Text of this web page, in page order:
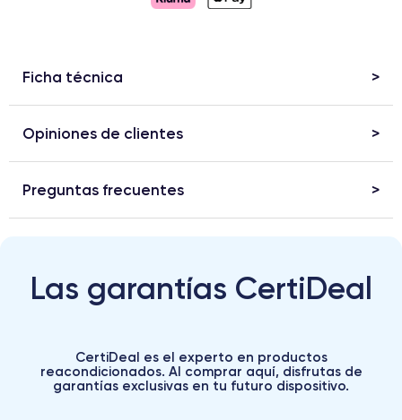
Ficha técnica
Opiniones de clientes
Preguntas frecuentes
Las garantías CertiDeal
CertiDeal es el experto en productos
reacondicionados. Al comprar aquí, disfrutas de
garantías exclusivas en tu futuro dispositivo.